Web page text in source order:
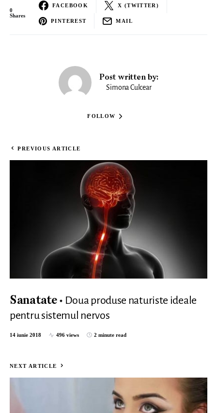
0
Shares
FACEBOOK X (TWITTER)
PINTEREST MAIL
Post written by:
Simona Culcear
FOLLOW
PREVIOUS ARTICLE
Sanatate
Doua produse naturiste ideale
pentru sistemul nervos
14 iunie 2018 496 views 2 minute read
NEXT ARTICLE